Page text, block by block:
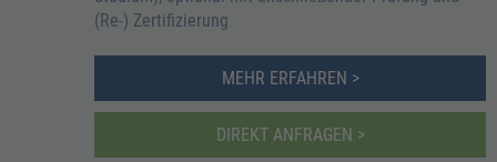
(Re-) Zertifizierung
MEHR ERFAHREN >
DIREKT ANFRAGEN >